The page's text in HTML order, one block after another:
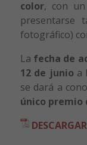
color, con un
presentarse
fotográfico)
La fecha de
12 de junio a
se dará a
único premio